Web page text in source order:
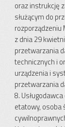
oraz instrukcję
służącym do
z dnia 29
przetwarzania
technicznych i
urządzenia i
przetwarzania
8.
etatowy, osoba